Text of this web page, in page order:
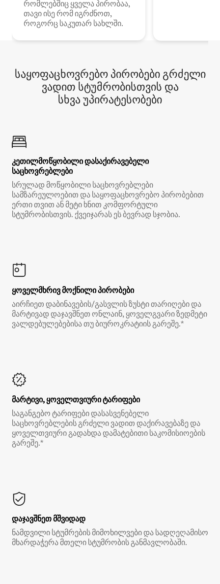
რომლებშიც ყველა პირობაა,
თავი ისე რომ იგრძნოთ,
როგორც საკუთარ სახლში.
საყოფაცხოვრებო პირობები გრძელი
ვადით სტუმრობისთვის და
სხვა უპირატესობები
კეთილმოწყობილი დასაქირავებელი
საცხოვრებლები
სრულად მოწყობილი საცხოვრებლები
სამზარეულოებით და საყოფაცხოვრებო პირობებით
ერთი თვით ან მეტი ხნით კომფორტული
სტუმრობისთვის. ქვეიჯარას ეს ბევრად სჯობია.
ყოველმხრივ მოქნილი პირობები
აირჩიეთ დაბინავების/გასვლის ზუსტი თარიღები და
მარტივად დაჯავშნეთ ონლაინ, ყოველგვარი ზედმეტი
ვალდებულებებისა თუ ბიუროკრატიის გარეშე.*
მარტივი, ყოველთვიური ტარიფები
საგანგებო ტარიფები დასასვენებელი
საცხოვრებლების გრძელი ვადით დაქირავებაზე და
ყოველთვიური გადახდა დამატებითი საკომისიოების
გარეშე.*
დაჯავშნეთ მშვიდად
ნამდვილი სტუმრების მიმოხილვები და სადღეღამისო
მხარდაჭერა მთელი სტუმრობის განმავლობაში.